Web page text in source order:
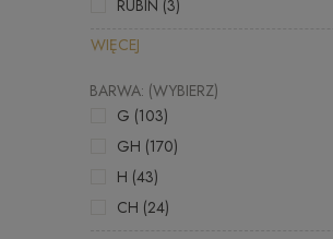
RUBIN (3)
WIĘCEJ
BARWA: (WYBIERZ)
G (103)
GH (170)
H (43)
CH (24)